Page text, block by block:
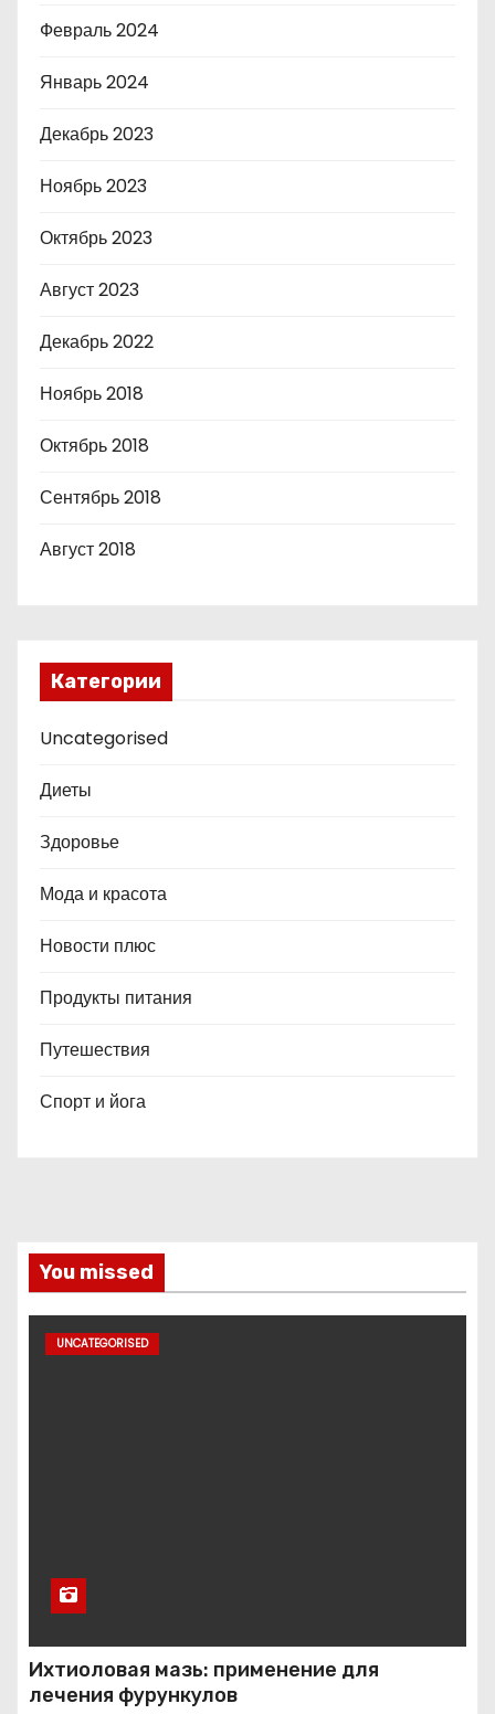
Февраль 2024
Январь 2024
Декабрь 2023
Ноябрь 2023
Октябрь 2023
Август 2023
Декабрь 2022
Ноябрь 2018
Октябрь 2018
Сентябрь 2018
Август 2018
Категории
Uncategorised
Диеты
Здоровье
Мода и красота
Новости плюс
Продукты питания
Путешествия
Спорт и йога
You missed
UNCATEGORISED
Ихтиоловая мазь: применение для
лечения фурункулов